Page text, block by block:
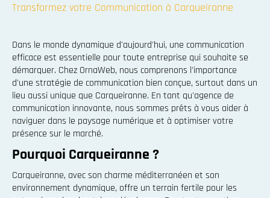
Transformez votre Communication à Carqueiranne
Dans le monde dynamique d'aujourd'hui, une communication
efficace est essentielle pour toute entreprise qui souhaite se
démarquer. Chez OrnaWeb, nous comprenons l'importance
d'une stratégie de communication bien conçue, surtout dans un
lieu aussi unique que Carqueiranne. En tant qu'agence de
communication innovante, nous sommes prêts à vous aider à
naviguer dans le paysage numérique et à optimiser votre
présence sur le marché.
Pourquoi Carqueiranne ?
Carqueiranne, avec son charme méditerranéen et son
environnement dynamique, offre un terrain fertile pour les